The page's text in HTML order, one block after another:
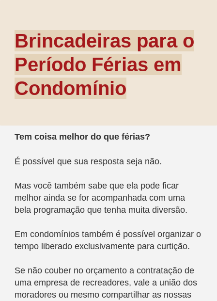
Brincadeiras para o
Período Férias em
Condomínio
Tem coisa melhor do que férias?
É possível que sua resposta seja não.
Mas você também sabe que ela pode ficar
melhor ainda se for acompanhada com uma
bela programação que tenha muita diversão.
Em condomínios também é possível organizar o
tempo liberado exclusivamente para curtição.
Se não couber no orçamento a contratação de
uma empresa de recreadores, vale a união dos
moradores ou mesmo compartilhar as nossas